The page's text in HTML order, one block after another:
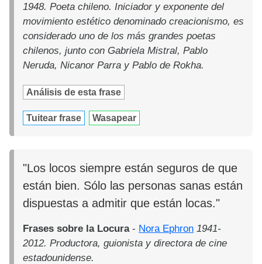
1948. Poeta chileno. Iniciador y exponente del
movimiento estético denominado creacionismo, es
considerado uno de los más grandes poetas
chilenos, junto con Gabriela Mistral, Pablo
Neruda, Nicanor Parra y Pablo de Rokha.
Análisis de esta frase
Tuitear frase Wasapear
"Los locos siempre están seguros de que
están bien. Sólo las personas sanas están
dispuestas a admitir que están locas."
Frases sobre la Locura- Nora Ephron 1941-
2012. Productora, guionista y directora de cine
estadounidense.